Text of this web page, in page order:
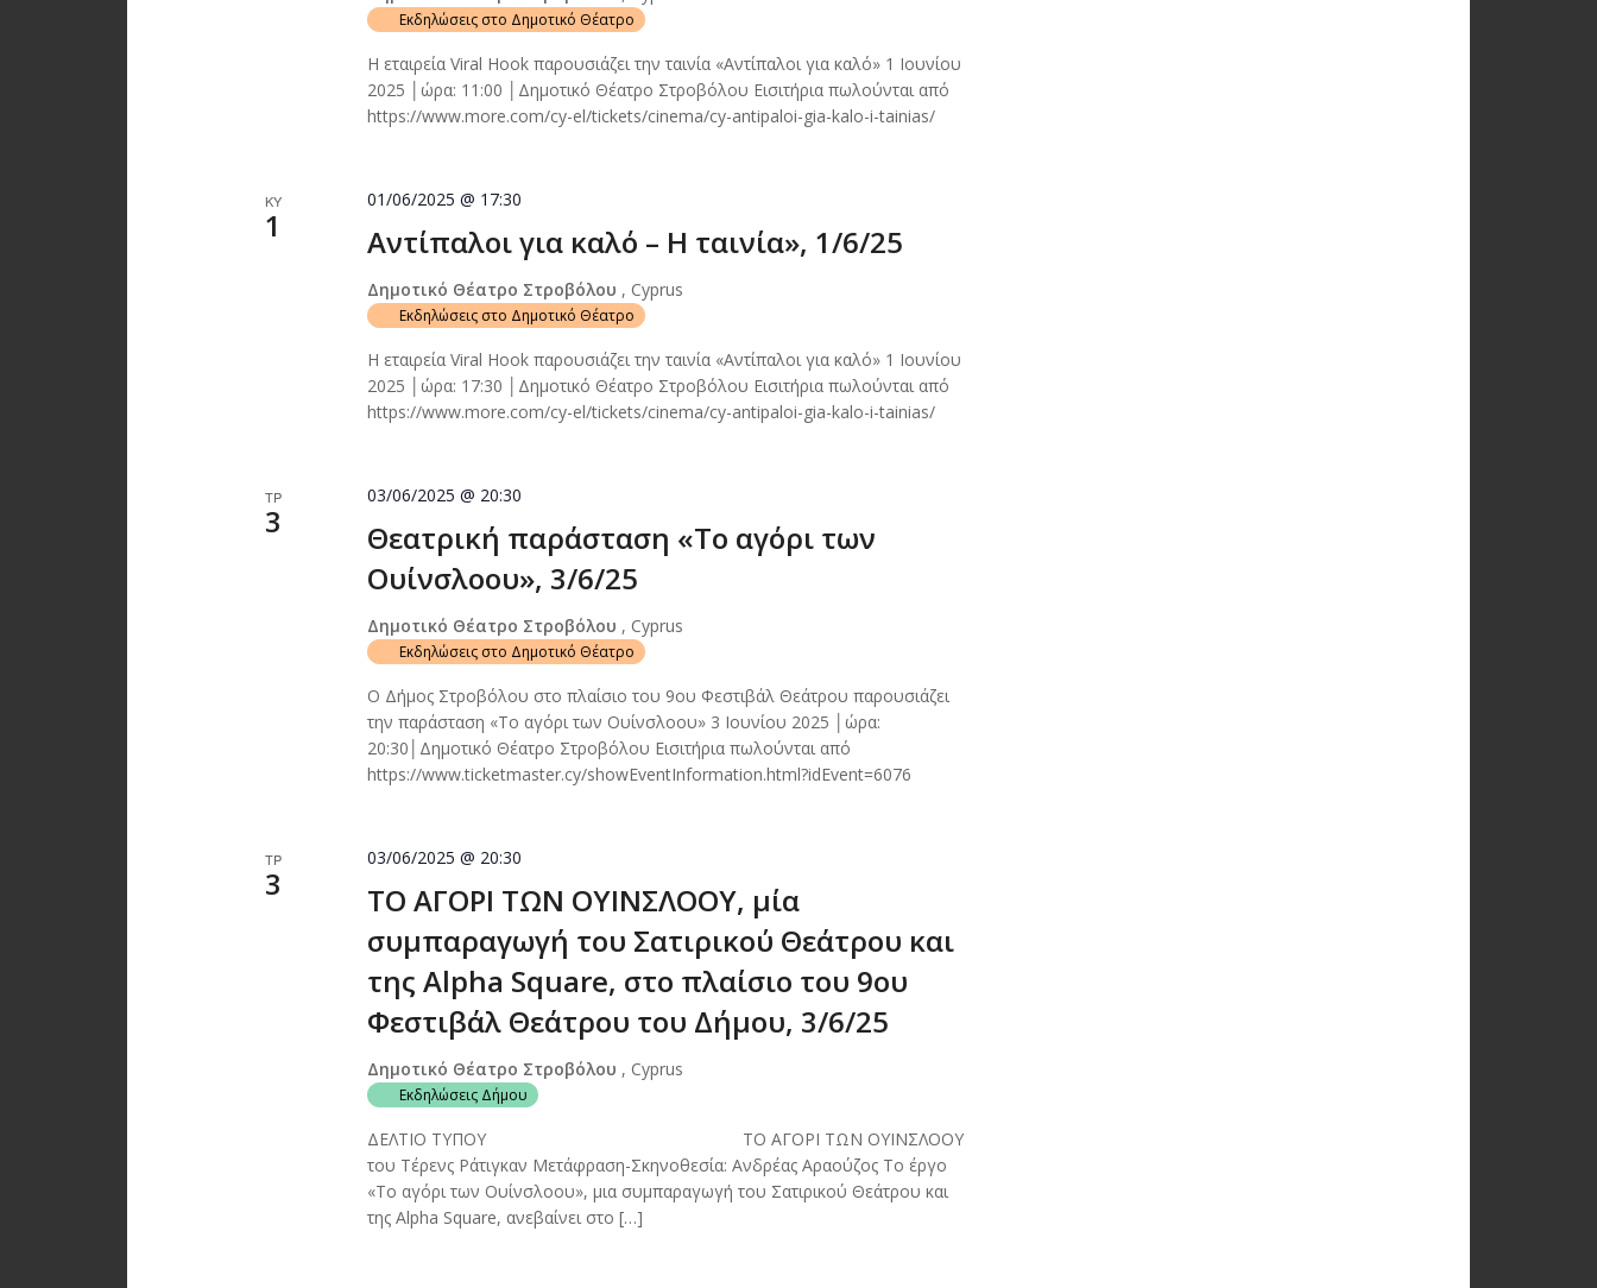
Εκδηλώσεις στο Δημοτικό Θέατρο
Η εταιρεία Viral Hook παρουσιάζει την ταινία «Αντίπαλοι για καλό» 1 Ιουνίου
2025 │ώρα: 11:00 │Δημοτικό Θέατρο Στροβόλου Εισιτήρια πωλούνται από
https://www.more.com/cy-el/tickets/cinema/cy-antipaloi-gia-kalo-i-tainias/
ΚΥ
1 Αντίπαλοι για καλό – Η ταινία», 1/6/25
01/06/2025 @ 17:30
Δημοτικό Θέατρο Στροβόλου , Cyprus
Εκδηλώσεις στο Δημοτικό Θέατρο
Η εταιρεία Viral Hook παρουσιάζει την ταινία «Αντίπαλοι για καλό» 1 Ιουνίου
2025 │ώρα: 17:30 │Δημοτικό Θέατρο Στροβόλου Εισιτήρια πωλούνται από
https://www.more.com/cy-el/tickets/cinema/cy-antipaloi-gia-kalo-i-tainias/
ΤΡ
3
Θεατρική παράσταση «Το αγόρι των
Ουίνσλοου», 3/6/25
03/06/2025 @ 20:30
Δημοτικό Θέατρο Στροβόλου , Cyprus
Εκδηλώσεις στο Δημοτικό Θέατρο
Ο Δήμος Στροβόλου στο πλαίσιο του 9ου Φεστιβάλ Θεάτρου παρουσιάζει
την παράσταση «Το αγόρι των Ουίνσλοου» 3 Ιουνίου 2025 │ώρα:
20:30│Δημοτικό Θέατρο Στροβόλου Εισιτήρια πωλούνται από
https://www.ticketmaster.cy/showEventInformation.html?idEvent=6076
ΤΡ
3
ΤΟ ΑΓΟΡΙ ΤΩΝ ΟΥΙΝΣΛΟΟΥ, μία
συμπαραγωγή του Σατιρικού Θεάτρου και
της Alpha Square, στο πλαίσιο του 9ου
Φεστιβάλ Θεάτρου του Δήμου, 3/6/25
03/06/2025 @ 20:30
Δημοτικό Θέατρο Στροβόλου , Cyprus
Εκδηλώσεις Δήμου
ΔΕΛΤΙΟ ΤΥΠΟΥ ΤΟ ΑΓΟΡΙ ΤΩΝ ΟΥΙΝΣΛΟΟΥ
του Τέρενς Ράτιγκαν Μετάφραση-Σκηνοθεσία: Ανδρέας Αραούζος Το έργο
«Το αγόρι των Ουίνσλοου», μια συμπαραγωγή του Σατιρικού Θεάτρου και
της Alpha Square, ανεβαίνει στο […]